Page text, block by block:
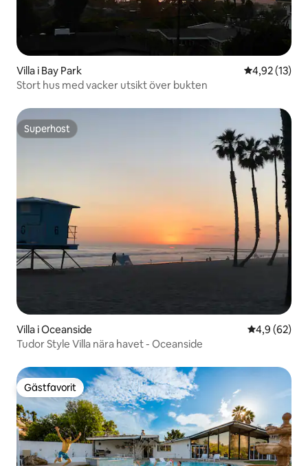
Villa i Bay Park 4,92 av 5 i
4,92 (13)
Stort hus med vacker utsikt över bukten
Superhost
Superhost
Villa i Oceanside 4,9 av 5 i
4,9 (62)
Tudor Style Villa nära havet - Oceanside
Gästfavorit
Gästfavorit